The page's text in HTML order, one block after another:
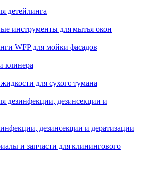
детейлинга
инструменты для мытья окон
WFP для мойки фасадов
клинера
для сухого тумана
дезинфекции, дезинсекции и
дезинсекции и дератизации
и запчасти для клинингового